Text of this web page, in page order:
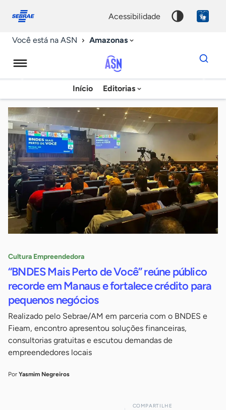
conosco
acessibilidade
Você está na ASN Amazonas
Agência
Sebrae
de
Notícias
Início Editorias
Dados
para
chave
Cultura Empreendedora
“BNDES Mais Perto de Você” reúne público
recorde em Manaus e fortalece crédito para
pequenos negócios
Realizado pelo Sebrae/AM em parceria com o BNDES e
Fieam, encontro apresentou soluções financeiras,
consultorias gratuitas e escutou demandas de
empreendedores locais
Por Yasmim Negreiros
COMPARTILHE